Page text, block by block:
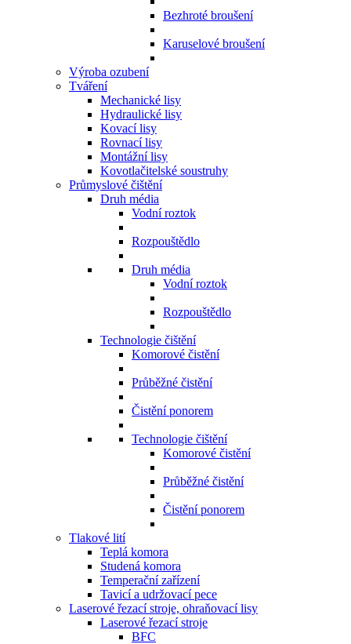
Bezhroté broušení
Karuselové broušení
Výroba ozubení
Tváření
Mechanické lisy
Hydraulické lisy
Kovací lisy
Rovnací lisy
Montážní lisy
Kovotlačitelské soustruhy
Průmyslové čištění
Druh média
Vodní roztok
Rozpouštědlo
Druh média
Vodní roztok
Rozpouštědlo
Technologie čištění
Komorové čistění
Průběžné čistění
Čistění ponorem
Technologie čištění
Komorové čistění
Průběžné čistění
Čistění ponorem
Tlakové lití
Teplá komora
Studená komora
Temperační zařízení
Tavicí a udržovací pece
Laserové řezací stroje, ohraňovací lisy
Laserové řezací stroje
BFC